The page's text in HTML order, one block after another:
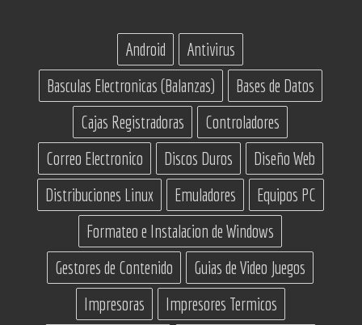
Android
Antivirus
Basculas Electronicas (Balanzas)
Bases de Datos
Cajas Registradoras
Controladores
Correo Electronico
Discos Duros
Diseño Web
Distribuciones Linux
Emuladores
Equipos PC
Formateo e Instalacion de Windows
Gestores de Contenido
Guias de Video Juegos
Impresoras
Impresores Termicos